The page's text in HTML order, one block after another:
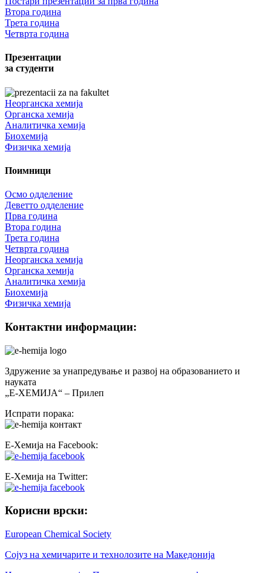
Втора година
Трета година
Четврта година
Презентации
за студенти
Неорганска хемија
Органска хемија
Аналитичка хемија
Биохемија
Физичка хемија
Поимници
Осмо одделение
Деветто одделение
Прва година
Втора година
Трета година
Четврта година
Неорганска хемија
Органска хемија
Аналитичка хемија
Биохемија
Физичка хемија
Контактни информации:
Здружение за унапредување и развој на образованието и
науката
„Е-ХЕМИЈА“ – Прилеп
Испрати порака:
Е-Хемија на Facebook:
Е-Хемија на Twitter:
Корисни врски:
European Chemical Society
Сојуз на хемичарите и технолозите на Македонија